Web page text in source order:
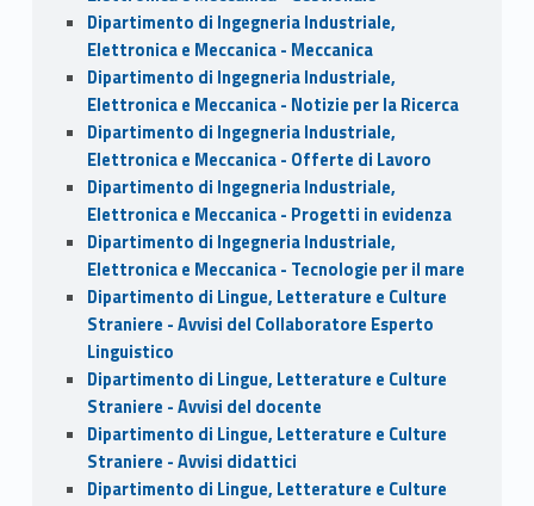
Dipartimento di Ingegneria Industriale,
Elettronica e Meccanica - Meccanica
Dipartimento di Ingegneria Industriale,
Elettronica e Meccanica - Notizie per la Ricerca
Dipartimento di Ingegneria Industriale,
Elettronica e Meccanica - Offerte di Lavoro
Dipartimento di Ingegneria Industriale,
Elettronica e Meccanica - Progetti in evidenza
Dipartimento di Ingegneria Industriale,
Elettronica e Meccanica - Tecnologie per il mare
Dipartimento di Lingue, Letterature e Culture
Straniere - Avvisi del Collaboratore Esperto
Linguistico
Dipartimento di Lingue, Letterature e Culture
Straniere - Avvisi del docente
Dipartimento di Lingue, Letterature e Culture
Straniere - Avvisi didattici
Dipartimento di Lingue, Letterature e Culture